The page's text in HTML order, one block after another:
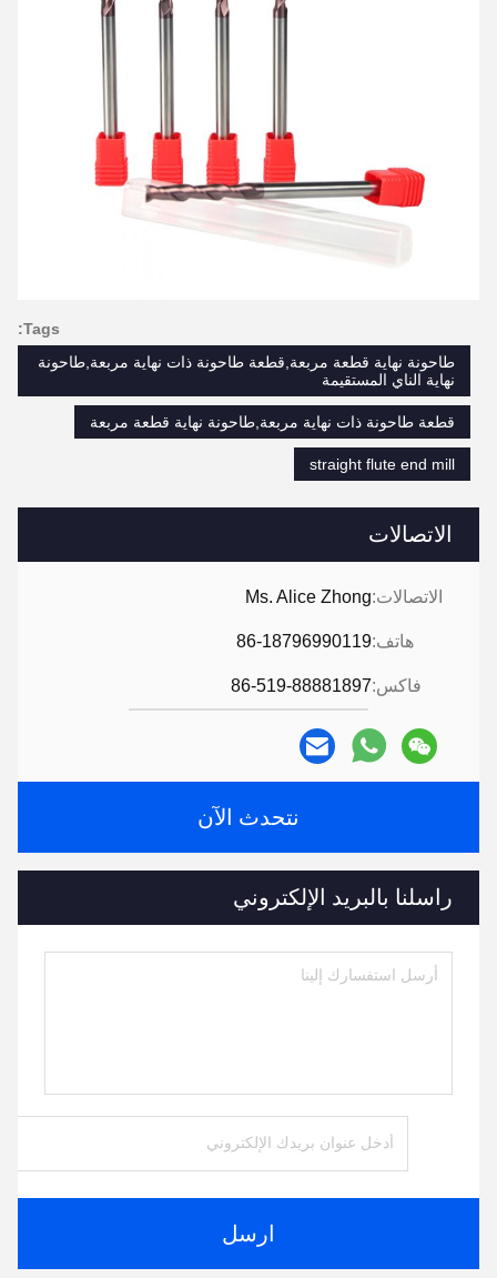
الاتصالات
الاتصالات:Ms. Alice Zhong
هاتف:86-18796990119
فاكس:86-519-88881897
نتحدث الآن
راسلنا بالبريد الإلكتروني
ارسل
Tags:
طاحونة نهاية قطعة مربعة,قطعة طاحونة ذات نهاية مربعة,طاحونة
نهاية الناي المستقيمة
قطعة طاحونة ذات نهاية مربعة,طاحونة نهاية قطعة مربعة
straight flute end mill